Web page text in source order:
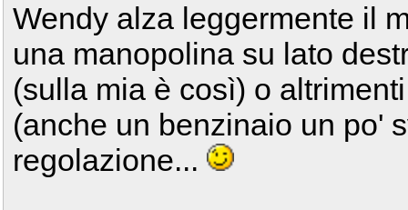
Wendy alza leggermente il
una manopolina su lato
(sulla mia è così) o
(anche un benzinaio un po'
regolazione...